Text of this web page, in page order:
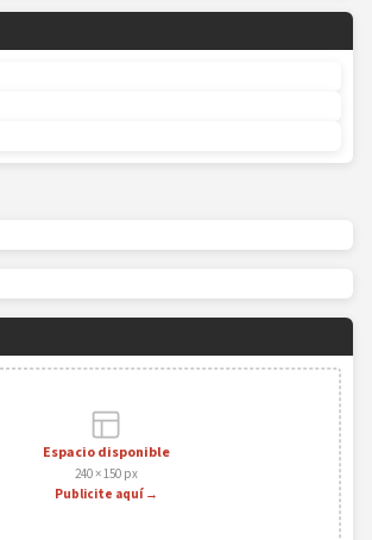
Espacio disponible
240 × 150 px
Publicite aquí →